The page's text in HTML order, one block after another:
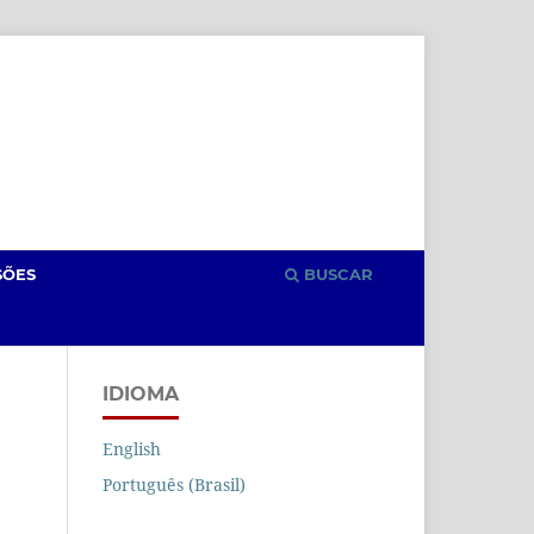
BUSCAR
IDIOMA
English
Português (Brasil)